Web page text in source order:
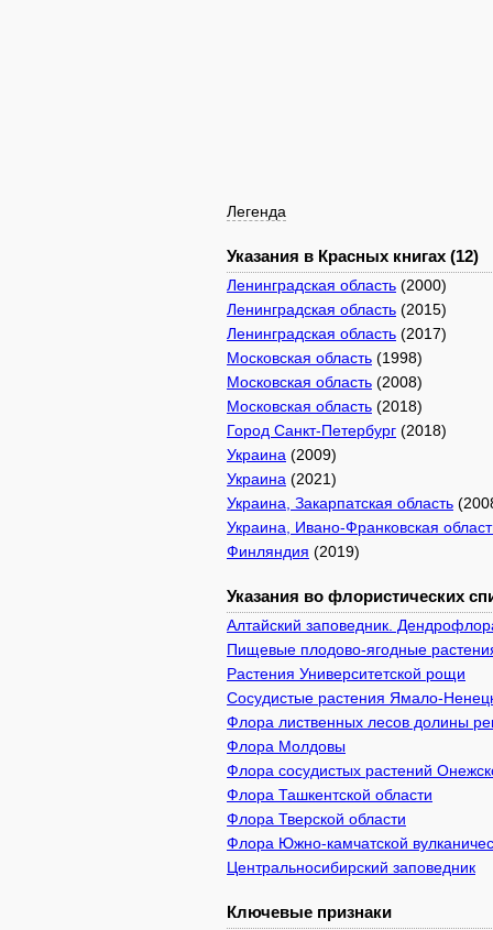
Легенда
Указания в Красных книгах (12)
Ленинградская область (2000)
Ленинградская область (2015)
Ленинградская область (2017)
Московская область (1998)
Московская область (2008)
Московская область (2018)
Город Санкт-Петербург (2018)
Украина (2009)
Украина (2021)
Украина, Закарпатская область
Украина, Ивано-Франковская
Финляндия (2019)
Указания во флористических
Алтайский заповедник.
Пищевые плодово-ягодные
Растения Университетской рощи
Сосудистые растения Ямало-
Флора лиственных лесов долины
Флора Молдовы
Флора сосудистых растений
Флора Ташкентской области
Флора Тверской области
Флора Южно-камчатской
Центральносибирский заповедник
Ключевые признаки